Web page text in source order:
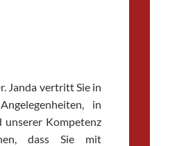
Janda vertritt Sie in
in
unserer Kompetenz
dass Sie mit